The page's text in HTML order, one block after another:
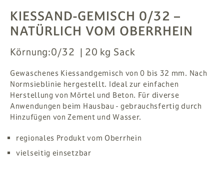
KIESSAND-GEMISCH 0/32 –
NATÜRLICH VOM OBERRHEIN
Körnung:0/32 20 kg Sack
Gewaschenes Kiessandgemisch von 0 bis 32 mm. Nach
Normsieblinie hergestellt. Ideal zur einfachen
Herstellung von Mörtel und Beton. Für diverse
Anwendungen beim Hausbau - gebrauchsfertig durch
Hinzufügen von Zement und Wasser.
regionales Produkt vom Oberrhein
vielseitig einsetzbar